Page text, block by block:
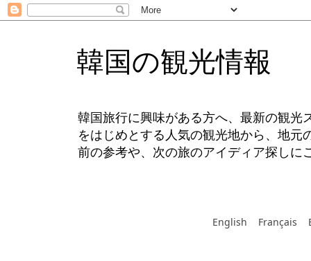
韓国の観光情報
韓国旅行に興味がある方へ、最新の観光
をはじめとする人気の観光地から、地
前の参考や、次の旅のアイディア探しに
English Français